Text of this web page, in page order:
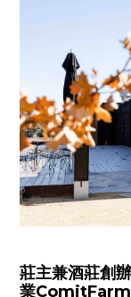
莊主兼酒莊創
業ComitFarm